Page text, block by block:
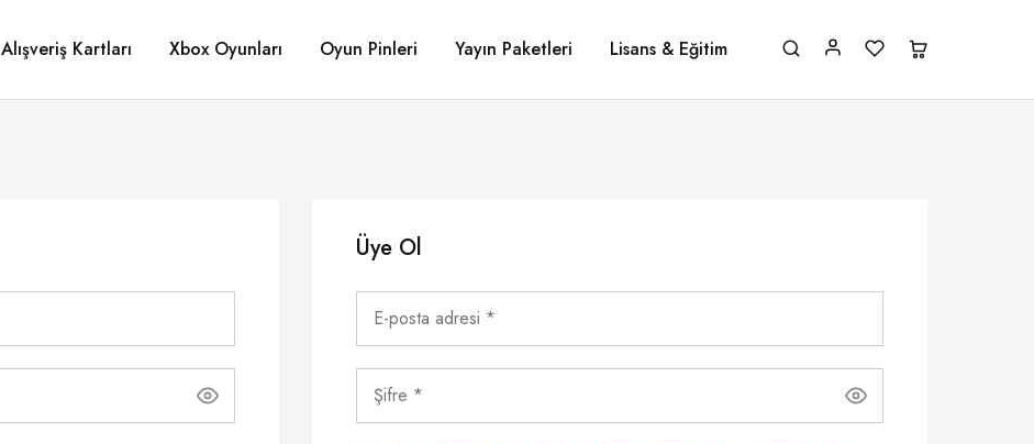
Alışveriş Kartları Xbox Oyunları Oyun Pinleri Yayın Paketleri Lisans & Eğitim
Üye Ol